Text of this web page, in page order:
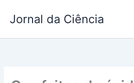
para
conteúdo
Jornal da Ciência